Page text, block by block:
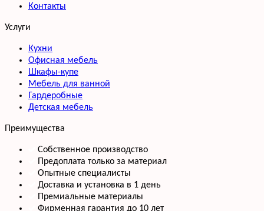
Контакты
Услуги
Кухни
Офисная мебель
Шкафы-купе
Мебель для ванной
Гардеробные
Детская мебель
Преимущества
Собственное производство
Предоплата только за материал
Опытные специалисты
Доставка и установка в 1 день
Премиальные материалы
Фирменная гарантия до 10 лет